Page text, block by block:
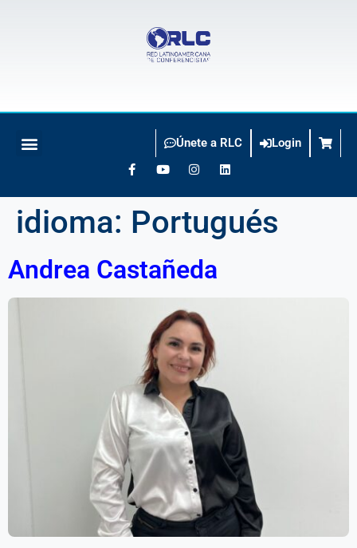
Únete a RLC Login
idioma: Portugués
Andrea Castañeda